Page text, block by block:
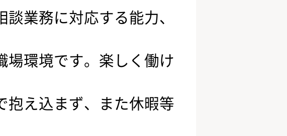
業務に対応する能力、
場環境です。楽しく働け
抱え込まず、また休暇等